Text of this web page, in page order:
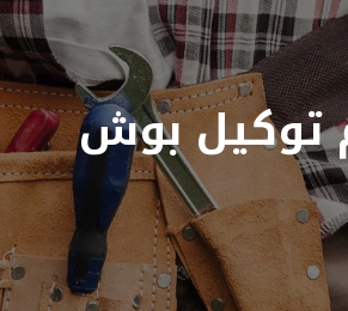
توكيل بوش